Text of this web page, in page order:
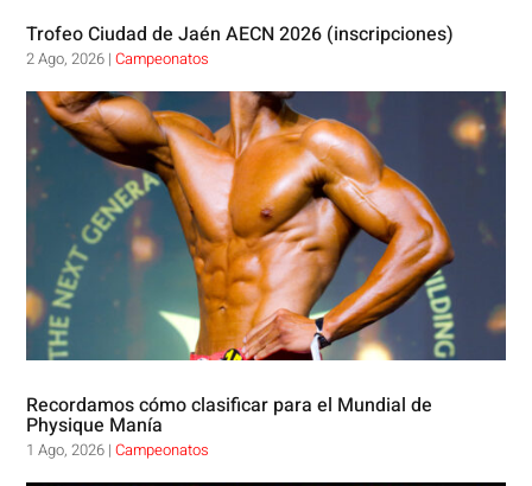
Trofeo Ciudad de Jaén AECN 2026 (inscripciones)
2 Ago, 2026 |Campeonatos
Recordamos cómo clasificar para el Mundial de
Physique Manía
1 Ago, 2026 |Campeonatos